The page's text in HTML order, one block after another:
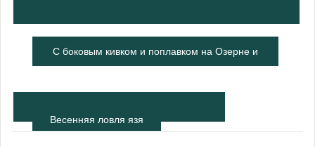
С боковым кивком и поплавком на Озерне и
Весенняя ловля язя